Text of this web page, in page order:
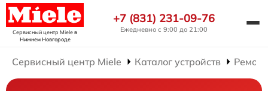
Сервисный центр Mieleв
Нижнем Новгороде
+7 (831) 231-09-76
Ежедневно с 9:00 до 21:00
Сервисный центр Miele Каталог устройств